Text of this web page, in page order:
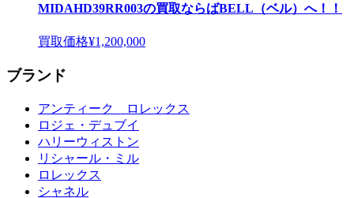
MIDAHD39RR003の買取ならばBELL（ベル）へ！！
買取価格¥1,200,000
ブランド
アンティーク ロレックス
ロジェ・デュブイ
ハリーウィストン
リシャール・ミル
ロレックス
シャネル